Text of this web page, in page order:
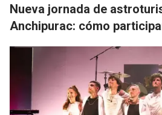
Nueva jornada de
Anchipurac: cómo